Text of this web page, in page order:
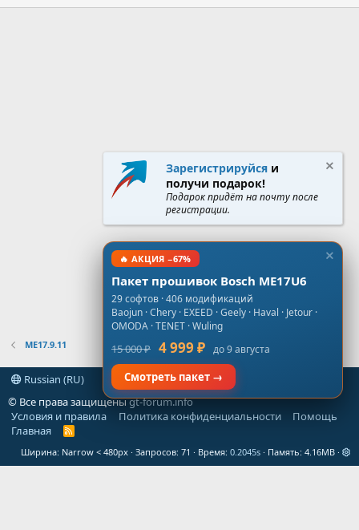
ME17.9.11
Russian (RU)
© Все права защищеныgt-forum.info
Условия и правила
Политика конфиденциальности
Помощь
Главная
R
S
Ширина Запросов 71 Время 0.2045s Память 4.16MB
Зарегистрируйся и
получи подарок!
Подарок придёт на почту после
регистрации.
🔥 АКЦИЯ −67%
Пакет прошивок Bosch ME17U6
29 софтов · 406 модификаций
Baojun · Chery · EXEED · Geely · Haval · Jetour ·
OMODA · TENET · Wuling
15 000 ₽ 4 999 ₽ до 9 августа
Смотреть пакет →